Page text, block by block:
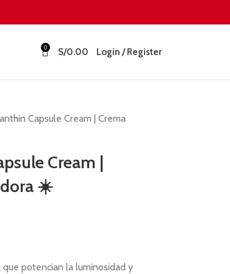
0 S/0.00 Login / Register
Capsule Cream | Crema
Cream |
☀️
potencian la luminosidad y